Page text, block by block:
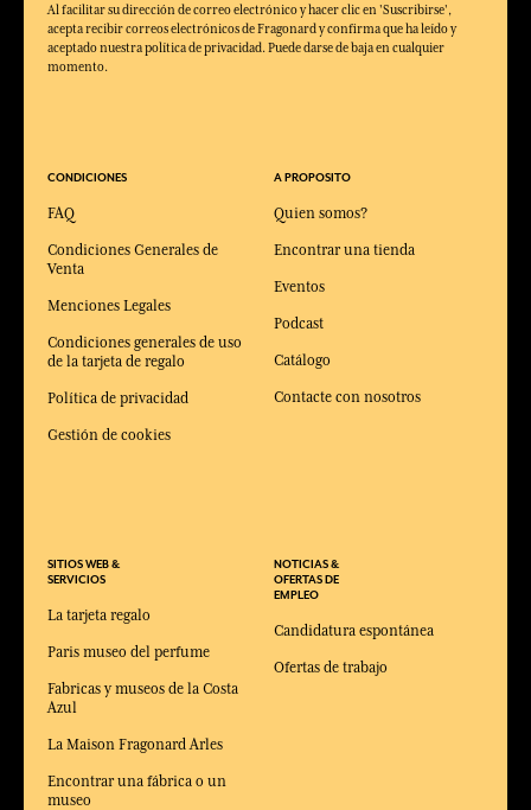
Al facilitar su dirección de correo electrónico y hacer clic en 'Suscribirse',
acepta recibir correos electrónicos de Fragonard y confirma que ha leído y
aceptado nuestra política de privacidad. Puede darse de baja en cualquier
momento.
CONDICIONES
FAQ
Condiciones Generales de
Venta
Menciones Legales
Condiciones generales de uso
de la tarjeta de regalo
Política de privacidad
Gestión de cookies
SITIOS WEB &
SERVICIOS
La tarjeta regalo
Paris museo del perfume
Fabricas y museos de la Costa
Azul
La Maison Fragonard Arles
Encontrar una fábrica o un
museo
A PROPOSITO
Quien somos?
Encontrar una tienda
Eventos
Podcast
Catálogo
Contacte con nosotros
NOTICIAS &
OFERTAS DE
EMPLEO
Candidatura espontánea
Ofertas de trabajo